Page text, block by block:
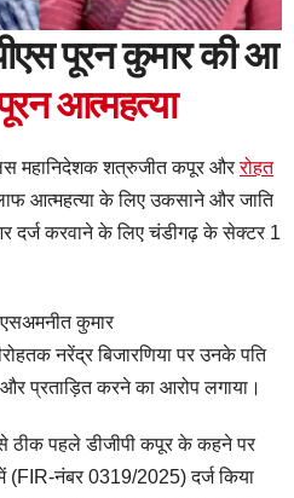
पूरन कुमार की आ
आत्महत्या
महानिदेशक शत्रुजीत कपूर औररोहत
आत्महत्या के लिए उकसाने और जाति
दर्ज करवाने के लिए चंडीगढ़ के सेक्टर 1
कुमार
नरेंद्र बिजारणिया पर उनके पति
प्रताड़ित करने का आरोप लगाया।
ठीक पहले डीजीपी कपूर के कहने पर
(FIR-नंबर 0319/2025) दर्ज किया